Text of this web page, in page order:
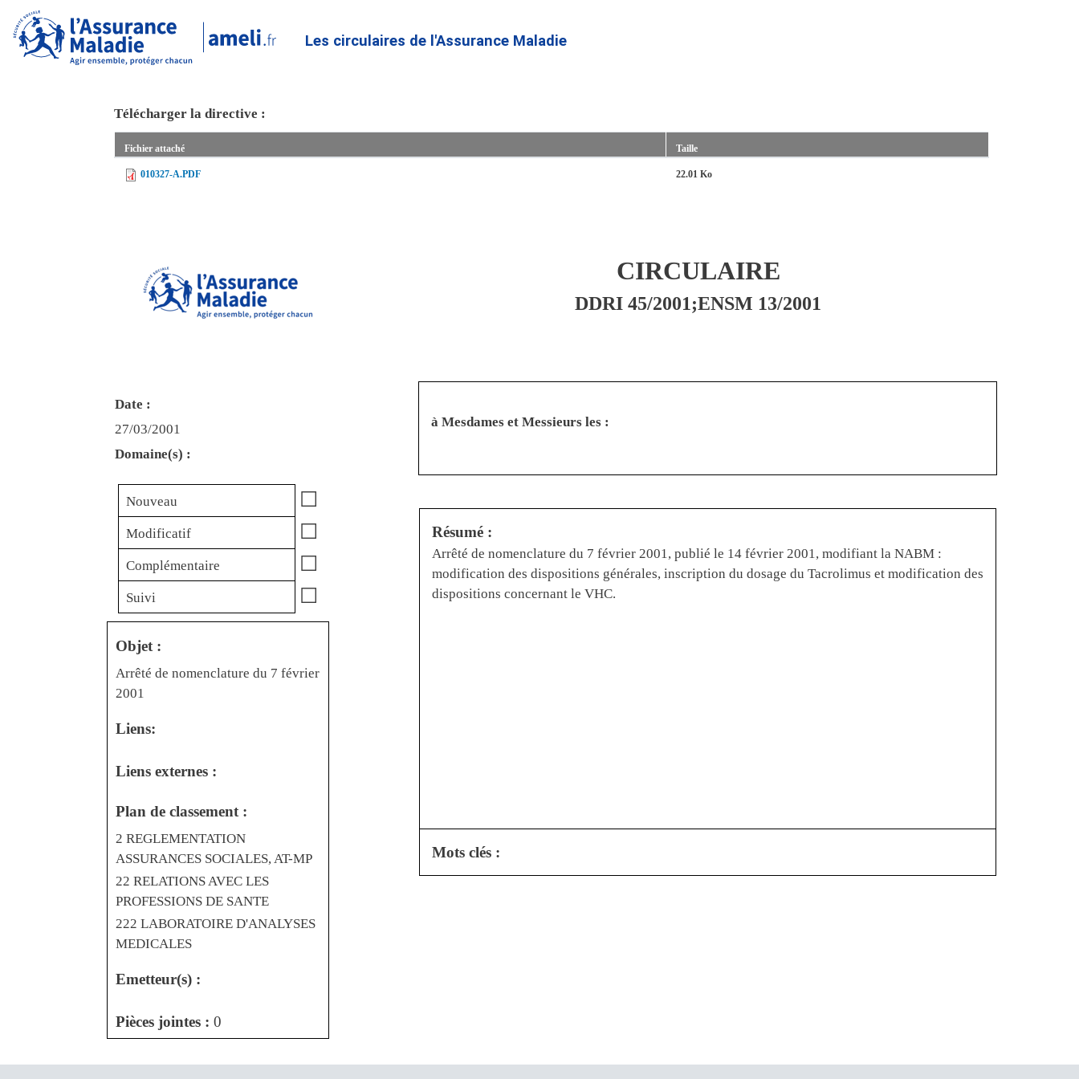
au
contenu
Les circulaires de l'Assurance Maladie
Télécharger la directive :
Fichier attaché Taille
010327-A.PDF 22.01 Ko
CIRCULAIRE
DDRI 45/2001;ENSM 13/2001
Date :
27/03/2001
Domaine(s) :
à Mesdames et Messieurs les :
Nouveau ☐
Modificatif ☐
Complémentaire ☐
Suivi ☐
Objet :
Arrêté de nomenclature du 7 février
2001
Liens:
Liens externes :
Plan de classement :
2 REGLEMENTATION
ASSURANCES SOCIALES, AT-MP
22 RELATIONS AVEC LES
PROFESSIONS DE SANTE
222 LABORATOIRE D'ANALYSES
MEDICALES
Emetteur(s) :
Pièces jointes : 0
Résumé :
Arrêté de nomenclature du 7 février 2001, publié le 14 février 2001, modifiant la NABM :
modification des dispositions générales, inscription du dosage du Tacrolimus et modification des
dispositions concernant le VHC.
Mots clés :